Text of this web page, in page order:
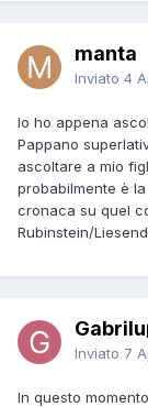
manta
Inviato 4
Io ho appena
Pappano
ascoltare a mio
probabilmente è
cronaca su quel
Rubinstein/
Inviato 7
In questo